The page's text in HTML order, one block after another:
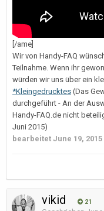
[/ame]
Wir von Handy-FAQ
Teilnahme. Wenn ihr
würden wir uns über ein
*Kleingedrucktes (Das
durchgeführt - An der
Handy-FAQ.de nicht
Juni 2015)
bearbeitet June 19, 2015
vikid 21